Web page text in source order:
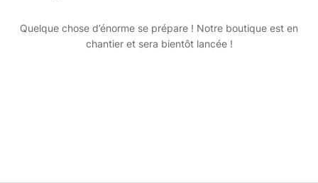
Quelque chose d’énorme se prépare ! Notre boutique est en
chantier et sera bientôt lancée !